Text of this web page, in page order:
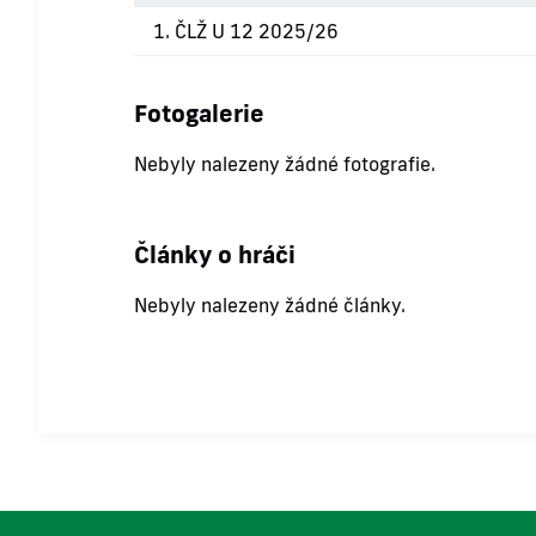
1. ČLŽ U 12 2025/26
Fotogalerie
Nebyly nalezeny žádné fotografie.
Články o hráči
Nebyly nalezeny žádné články.